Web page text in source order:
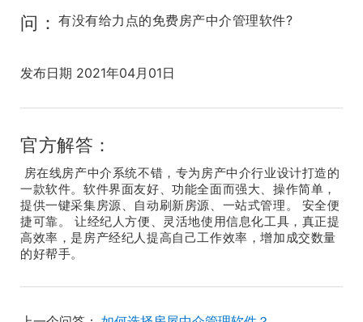
问： 有没有给力点的免费房产中介管理软件?
发布日期 2021年04月01日
官方解答：
房在线房产中介系统不错，专为房产中介行业设计打造的
一款软件。软件界面友好、功能全面而强大、操作简单，
提供一键采集房源、自动刷新房源、一站式管理。 安全便
捷可靠。 让经纪人方便、灵活地使用信息化工具，真正提
高效率，是房产经纪人提高自己工作效率，增加成交数量
的好帮手。